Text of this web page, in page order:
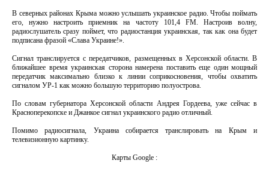
В северных районах Крыма можно услышать украинское радио. Чтобы поймать
его, нужно настроить приемник на частоту 101,4 FM. Настроив волну,
радиослушатель сразу поймет, что радиостанция украинская, так как она будет
подписана фразой «Слава Украине!».
Сигнал транслируется с передатчиков, размещенных в Херсонской области. В
ближайшее время украинская сторона намерена поставить еще один мощный
передатчик максимально близко к линии соприкосновения, чтобы охватить
сигналом УР-1 как можно большую территорию полуострова.
По словам губернатора Херсонской области Андрея Гордеева, уже сейчас в
Красноперекопске и Джанкое сигнал украинского радио отличный.
Помимо радиосигнала, Украина собирается транслировать на Крым и
телевизионную картинку.
Карты Google :